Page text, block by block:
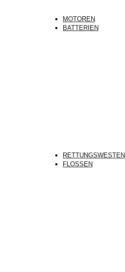
MOTOREN
BATTERIEN
RETTUNGSWESTEN
FLOSSEN